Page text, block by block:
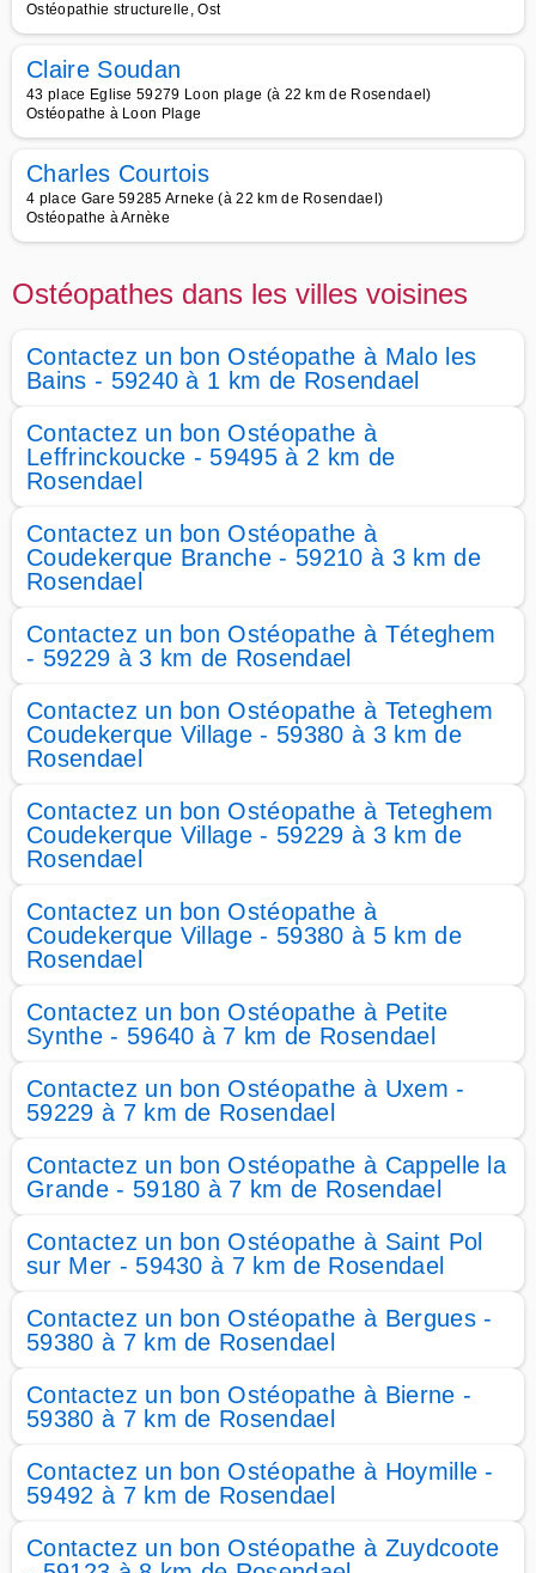
Ostéopathie structurelle, Ost
Claire Soudan
43 place Eglise 59279 Loon plage (à 22 km de Rosendael)
Ostéopathe à Loon Plage
Charles Courtois
4 place Gare 59285 Arneke (à 22 km de Rosendael)
Ostéopathe à Arnèke
Ostéopathes dans les villes voisines
Contactez un bon Ostéopathe à Malo les
Bains - 59240 à 1 km de Rosendael
Contactez un bon Ostéopathe à
Leffrinckoucke - 59495 à 2 km de
Rosendael
Contactez un bon Ostéopathe à
Coudekerque Branche - 59210 à 3 km de
Rosendael
Contactez un bon Ostéopathe à Téteghem
- 59229 à 3 km de Rosendael
Contactez un bon Ostéopathe à Teteghem
Coudekerque Village - 59380 à 3 km de
Rosendael
Contactez un bon Ostéopathe à Teteghem
Coudekerque Village - 59229 à 3 km de
Rosendael
Contactez un bon Ostéopathe à
Coudekerque Village - 59380 à 5 km de
Rosendael
Contactez un bon Ostéopathe à Petite
Synthe - 59640 à 7 km de Rosendael
Contactez un bon Ostéopathe à Uxem -
59229 à 7 km de Rosendael
Contactez un bon Ostéopathe à Cappelle la
Grande - 59180 à 7 km de Rosendael
Contactez un bon Ostéopathe à Saint Pol
sur Mer - 59430 à 7 km de Rosendael
Contactez un bon Ostéopathe à Bergues -
59380 à 7 km de Rosendael
Contactez un bon Ostéopathe à Bierne -
59380 à 7 km de Rosendael
Contactez un bon Ostéopathe à Hoymille -
59492 à 7 km de Rosendael
Contactez un bon Ostéopathe à Zuydcoote